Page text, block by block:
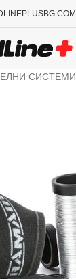
СИСТЕМИ